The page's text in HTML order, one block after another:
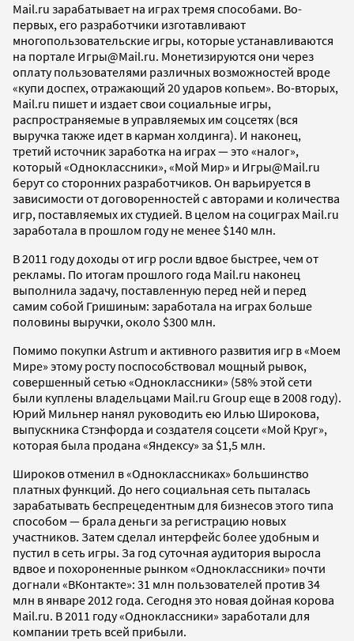
Mail.ru зарабатывает на играх тремя способами. Во-
первых, его разработчики изготавливают
многопользовательские игры, которые устанавливаются
на портале Игры@Mail.ru. Монетизируются они через
оплату пользователями различных возможностей вроде
«купи доспех, отражающий 20 ударов копьем». Во-вторых,
Mail.ru пишет и издает свои социальные игры,
распространяемые в управляемых им соцсетях (вся
выручка также идет в карман холдинга). И наконец,
третий источник заработка на играх — это «налог»,
который «Одноклассники», «Мой Мир» и Игры@Mail.ru
берут со сторонних разработчиков. Он варьируется в
зависимости от договоренностей с авторами и количества
игр, поставляемых их студией. В целом на социграх Mail.ru
заработала в прошлом году не менее $140 млн.
В 2011 году доходы от игр росли вдвое быстрее, чем от
рекламы. По итогам прошлого года Mail.ru наконец
выполнила задачу, поставленную перед ней и перед
самим собой Гришиным: заработала на играх больше
половины выручки, около $300 млн.
Помимо покупки Astrum и активного развития игр в «Моем
Мире» этому росту поспособствовал мощный рывок,
совершенный сетью «Одноклассники» (58% этой сети
были куплены владельцами Mail.ru Group еще в 2008 году).
Юрий Мильнер нанял руководить ею Илью Широкова,
выпускника Стэнфорда и создателя соцсети «Мой Круг»,
которая была продана «Яндексу» за $1,5 млн.
Широков отменил в «Одноклассниках» большинство
платных функций. До него социальная сеть пыталась
зарабатывать беспрецедентным для бизнесов этого типа
способом — брала деньги за регистрацию новых
участников. Затем сделал интерфейс более удобным и
пустил в сеть игры. За год суточная аудитория выросла
вдвое и похороненные рынком «Одноклассники» почти
догнали «ВКонтакте»: 31 млн пользователей против 34
млн в январе 2012 года. Сегодня это новая дойная корова
Mail.ru. В 2011 году «Одноклассники» заработали для
компании треть всей прибыли.